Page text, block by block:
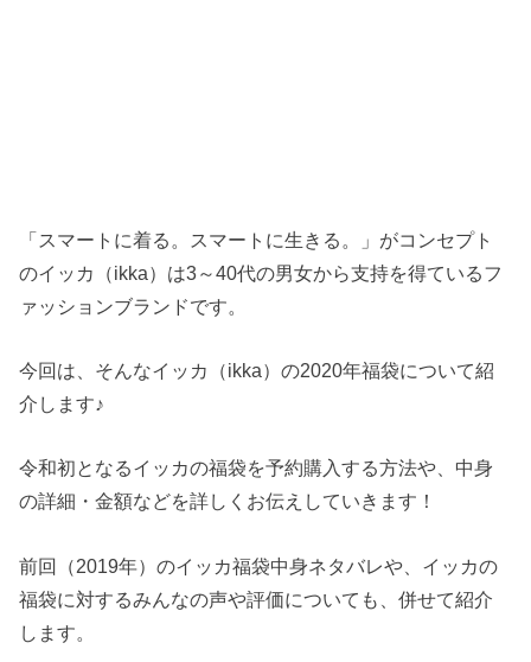
「スマートに着る。スマートに生きる。」がコンセプト
のイッカ（ikka）は3～40代の男女から支持を得ているフ
ァッションブランドです。
今回は、そんなイッカ（ikka）の2020年福袋について紹
介します♪
令和初となるイッカの福袋を予約購入する方法や、中身
の詳細・金額などを詳しくお伝えしていきます！
前回（2019年）のイッカ福袋中身ネタバレや、イッカの
福袋に対するみんなの声や評価についても、併せて紹介
します。